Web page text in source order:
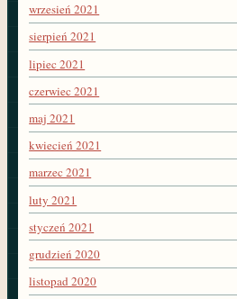
wrzesień 2021
sierpień 2021
lipiec 2021
czerwiec 2021
maj 2021
kwiecień 2021
marzec 2021
luty 2021
styczeń 2021
grudzień 2020
listopad 2020